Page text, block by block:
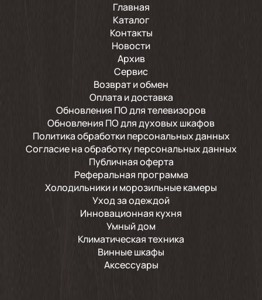
Главная
Каталог
Контакты
Новости
Архив
Сервис
Возврат и обмен
Оплата и доставка
Обновления ПО для телевизоров
Обновления ПО для духовых шкафов
Политика обработки персональных данных
Согласие на обработку персональных данных
Публичная оферта
Реферальная программа
Холодильники и морозильные камеры
Уход за одеждой
Инновационная кухня
Умный дом
Климатическая техника
Винные шкафы
Аксессуары